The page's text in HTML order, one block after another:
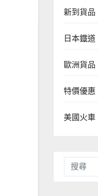
新到貨品
日本鐡道
歐洲貨品
特價優惠
美國火車